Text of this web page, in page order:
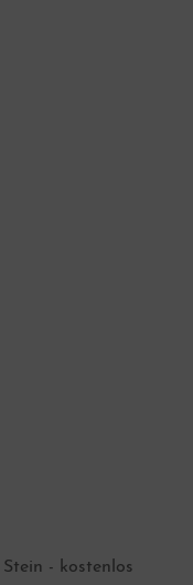
- kostenlos